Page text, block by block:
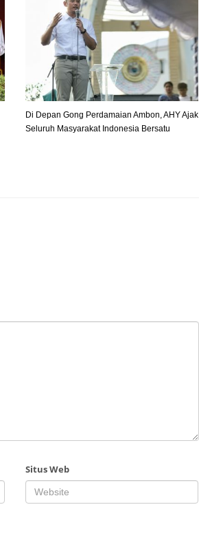
Di Depan Gong Perdamaian Ambon, AHY Ajak
Seluruh Masyarakat Indonesia Bersatu
Situs Web